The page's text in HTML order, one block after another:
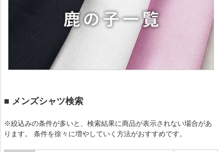
■ メンズシャツ検索
※絞込みの条件が多いと、検索結果に商品が表示されない場合があ
ります。 条件を徐々に増やしていく方法がおすすめです。